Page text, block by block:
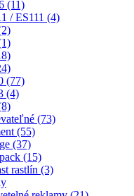
(11)
/ ES111 (4)
(77)
(4)
(73)
(55)
(37)
(15)
rastlín (3)